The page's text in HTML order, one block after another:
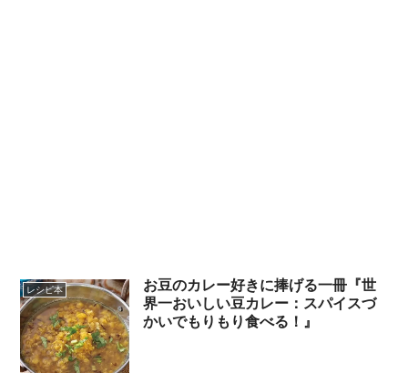
レシピ本
お豆のカレー好きに捧げる一冊『世
界一おいしい豆カレー：スパイスづ
かいでもりもり食べる！』